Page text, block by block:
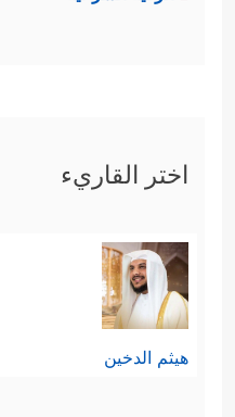
اختر القاريء
هيثم الدخين